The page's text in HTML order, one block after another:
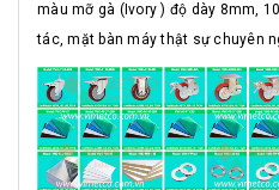
màu mỡ gà (Ivory ) độ dày 8mm,
tác, mặt bàn máy thật sự chuyên